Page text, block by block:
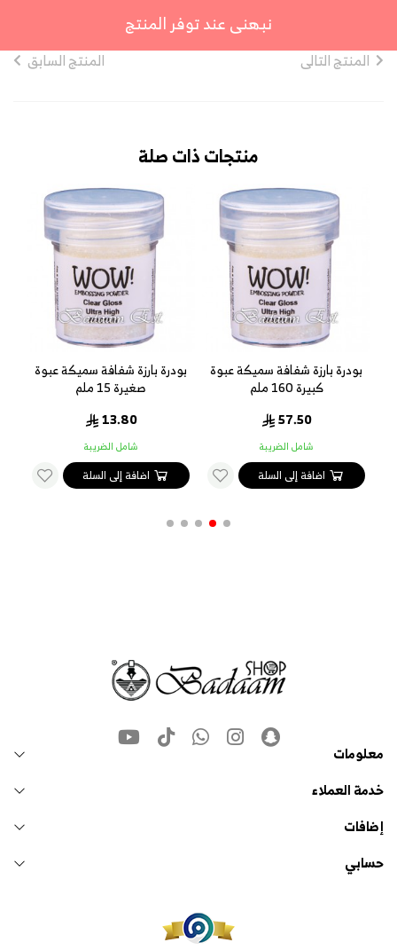
نبهنى عند توفر المنتج
المنتج التالى المنتج السابق
منتجات ذات صلة
بودرة بارزة شفافة سميكة عبوة
كبيرة 160 ملم
57.50
شامل الضريبة
اضافة إلى السلة
بودرة بارزة شفافة سميكة عبوة
صغيرة 15 ملم
13.80
شامل الضريبة
اضافة إلى السلة
معلومات
خدمة العملاء
إضافات
حسابي